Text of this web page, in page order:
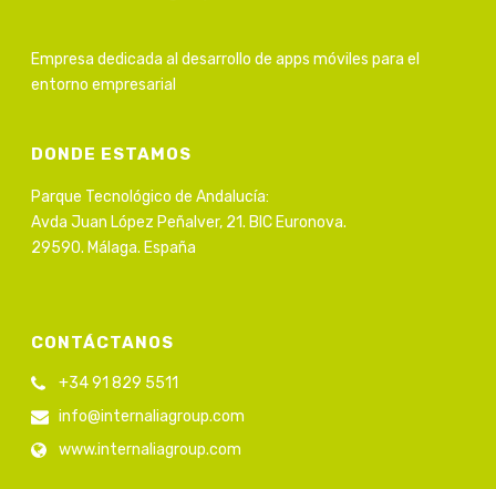
Empresa dedicada al desarrollo de apps móviles para el
entorno empresarial
DONDE ESTAMOS
Parque Tecnológico de Andalucía:
Avda Juan López Peñalver, 21. BIC Euronova.
29590. Málaga. España
CONTÁCTANOS
+34 91 829 5511
info@internaliagroup.com
www.internaliagroup.com